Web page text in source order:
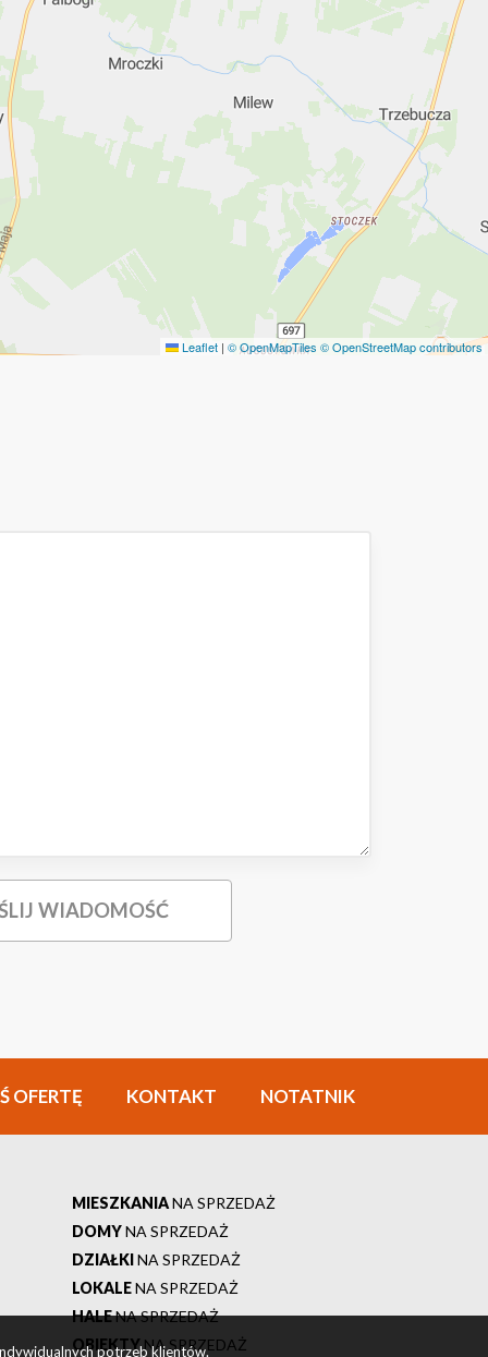
Leaflet | © OpenMapTiles © OpenStreetMap contributors
OFERTĘ KONTAKT NOTATNIK
MIESZKANIANA SPRZEDAŻ
DOMYNA SPRZEDAŻ
DZIAŁKINA SPRZEDAŻ
LOKALENA SPRZEDAŻ
HALENA SPRZEDAŻ
OBIEKTYNA SPRZEDAŻ
potrzeb klientów.